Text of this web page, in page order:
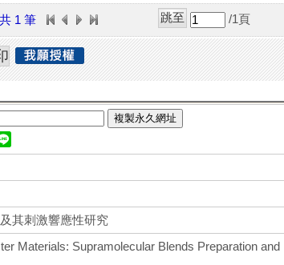
1 筆 /1 頁
複製永久網址
其刺激響應性研究
Materials: Supramolecular Blends Preparation and